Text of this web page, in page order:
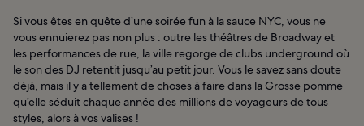
Si vous êtes en quête d’une soirée fun à la sauce NYC, vous ne
vous ennuierez pas non plus : outre les théâtres de Broadway et
les performances de rue, la ville regorge de clubs underground où
le son des DJ retentit jusqu’au petit jour. Vous le savez sans doute
déjà, mais il y a tellement de choses à faire dans la Grosse pomme
qu’elle séduit chaque année des millions de voyageurs de tous
styles, alors à vos valises !